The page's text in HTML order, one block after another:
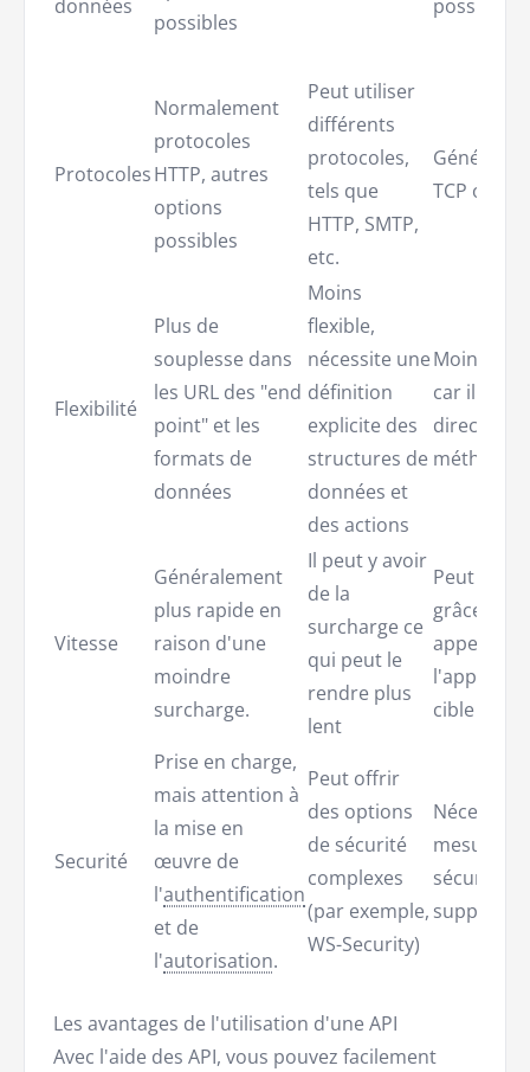
données
possibles
possibles
Protocoles
Normalement
protocoles
HTTP, autres
options
possibles
Peut utiliser
différents
protocoles,
tels que
HTTP, SMTP,
etc.
TCP ou
Flexibilité
Plus de
souplesse dans
les URL des "end
point" et les
formats de
données
Moins
flexible,
nécessite une
définition
explicite des
structures de
données et
des actions
Moins
car il
méthodes
Vitesse
Généralement
plus rapide en
raison d'une
moindre
surcharge.
Il peut y avoir
de la
surcharge ce
qui peut le
rendre plus
lent
Peut être
grâce à
appels
cible
Securité
Prise en charge,
mais attention à
la mise en
œuvre de
l'authentification
et de
l'autorisation.
Peut offrir
des options
de sécurité
complexes
(par exemple,
WS-Security)
Nécessite
mesures
sécurité
Les avantages de l'utilisation d'une API
Avec l'aide des API, vous pouvez facilement